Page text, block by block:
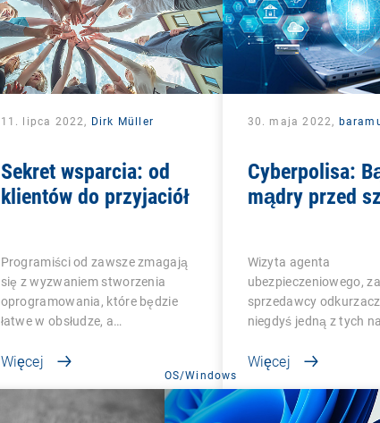
11. lipca 2022, Dirk Müller
Sekret wsparcia: od
klientów do przyjaciół
Programiści od zawsze zmagają
się z wyzwaniem stworzenia
oprogramowania, które będzie
łatwe w obsłudze, a…
Więcej
30. maja 2022,
Cyberpolisa:
mądry przed
Wizyta agenta
ubezpieczeniowego,
sprzedawcy
niegdyś jedną z tych
Więcej
OS/Windows